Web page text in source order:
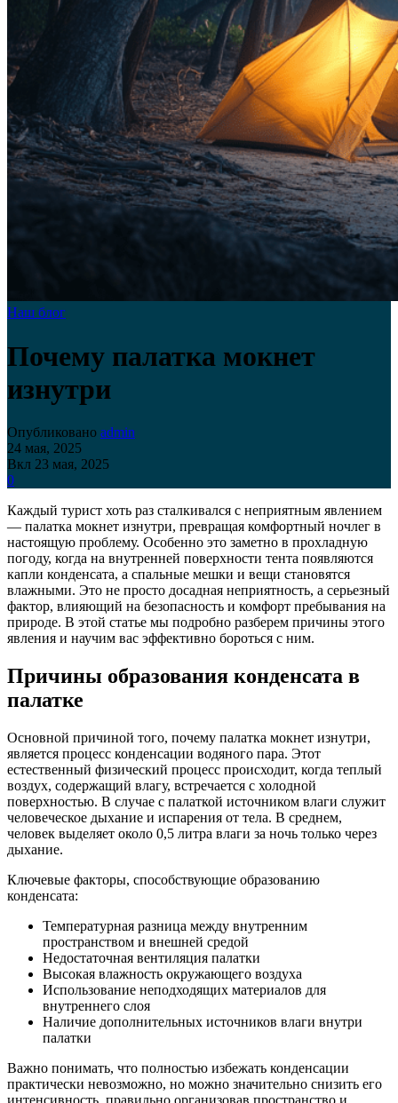
Наш блог
Почему палатка мокнет
изнутри
Опубликовано admin
24 мая, 2025
Вкл 23 мая, 2025
0
Каждый турист хоть раз сталкивался с неприятным явлением
— палатка мокнет изнутри, превращая комфортный ночлег в
настоящую проблему. Особенно это заметно в прохладную
погоду, когда на внутренней поверхности тента появляются
капли конденсата, а спальные мешки и вещи становятся
влажными. Это не просто досадная неприятность, а серьезный
фактор, влияющий на безопасность и комфорт пребывания на
природе. В этой статье мы подробно разберем причины этого
явления и научим вас эффективно бороться с ним.
Причины образования конденсата в
палатке
Основной причиной того, почему палатка мокнет изнутри,
является процесс конденсации водяного пара. Этот
естественный физический процесс происходит, когда теплый
воздух, содержащий влагу, встречается с холодной
поверхностью. В случае с палаткой источником влаги служит
человеческое дыхание и испарения от тела. В среднем,
человек выделяет около 0,5 литра влаги за ночь только через
дыхание.
Ключевые факторы, способствующие образованию
конденсата:
Температурная разница между внутренним
пространством и внешней средой
Недостаточная вентиляция палатки
Высокая влажность окружающего воздуха
Использование неподходящих материалов для
внутреннего слоя
Наличие дополнительных источников влаги внутри
палатки
Важно понимать, что полностью избежать конденсации
практически невозможно, но можно значительно снизить его
интенсивность, правильно организовав пространство и